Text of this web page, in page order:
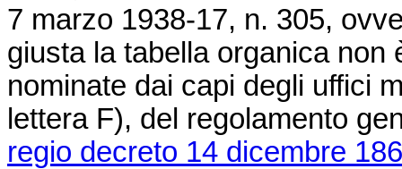
7 marzo 1938-17, n. 305,
giusta la tabella organica
nominate dai capi degli uffici
lettera F), del regolamento
regio decreto 14 dicembre